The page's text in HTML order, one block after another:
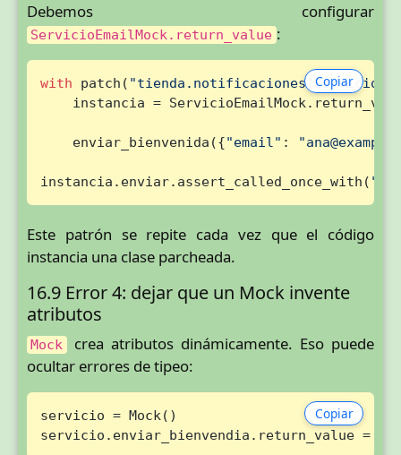
Debemos configurar
ServicioEmailMock.return_value :
Copiar
with patch(
instancia =
    enviar_bienvenida({
"email" :
instancia.enviar.assert_called_once_with(
Este patrón se repite cada vez que el código
instancia una clase parcheada.
16.9 Error 4: dejar que un Mock invente
atributos
Mock crea atributos dinámicamente. Eso puede
ocultar errores de tipeo:
Copiar
servicio = Mock()
servicio.enviar_bienvendia.return_value =